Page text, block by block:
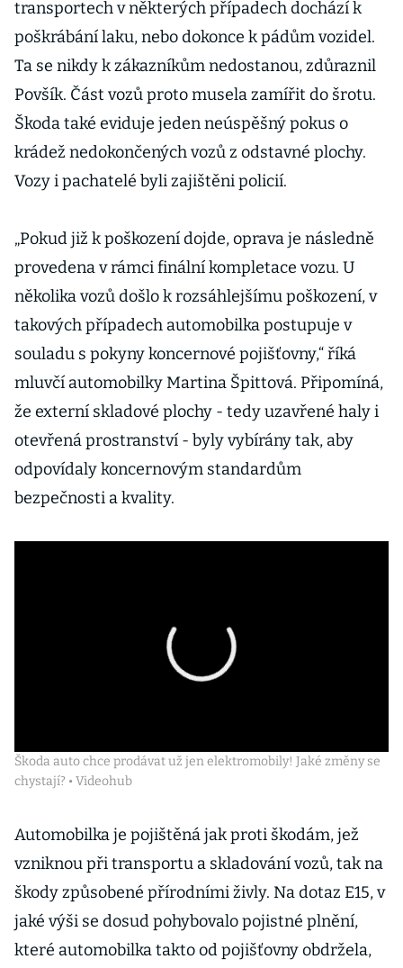
transportech v některých případech dochází k
poškrábání laku, nebo dokonce k pádům vozidel.
Ta se nikdy k zákazníkům nedostanou, zdůraznil
Povšík. Část vozů proto musela zamířit do šrotu.
Škoda také eviduje jeden neúspěšný pokus o
krádež nedokončených vozů z odstavné plochy.
Vozy i pachatelé byli zajištěni policií.
„Pokud již k poškození dojde, oprava je následně
provedena v rámci finální kompletace vozu. U
několika vozů došlo k rozsáhlejšímu poškození, v
takových případech automobilka postupuje v
souladu s pokyny koncernové pojišťovny,“ říká
mluvčí automobilky Martina Špittová. Připomíná,
že externí skladové plochy - tedy uzavřené haly i
otevřená prostranství - byly vybírány tak, aby
odpovídaly koncernovým standardům
bezpečnosti a kvality.
Škoda auto chce prodávat už jen elektromobily! Jaké změny se
chystají? • Videohub
Automobilka je pojištěná jak proti škodám, jež
vzniknou při transportu a skladování vozů, tak na
škody způsobené přírodními živly. Na dotaz E15, v
jaké výši se dosud pohybovalo pojistné plnění,
které automobilka takto od pojišťovny obdržela,